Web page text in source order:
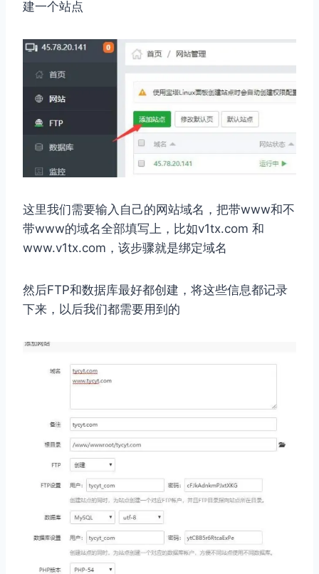
建一个站点
这里我们需要输入自己的网站域名，把带www和不
带www的域名全部填写上，比如v1tx.com 和
www.v1tx.com，该步骤就是绑定域名
然后FTP和数据库最好都创建，将这些信息都记录
下来，以后我们都需要用到的